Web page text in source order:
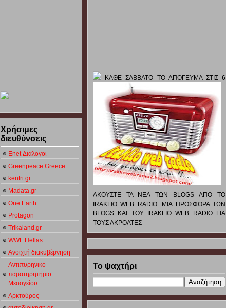
Χρήσιμες
διευθύνσεις
Enet Διάλογοι
Greenpeace Greece
kentri.gr
Madata.gr
One Earth
Protagon
Trikaland.gr
WWF Hellas
Ανοιχτή διακυβέρνηση
Αντιπυρηνικό
παρατηρητήριο
Μεσογείου
Αρκτούρος
ΚΑΘΕ ΣΑΒΒΑΤΟ ΤΟ ΑΠΟΓΕΥΜΑ ΣΤΙΣ 6
ΑΚΟΥΣΤΕ ΤΑ ΝΕΑ ΤΩΝ BLOGS ΑΠΟ ΤΟ
IRAKLIO WEB RADIO. ΜΙΑ ΠΡΟΣΦΟΡΑ ΤΩΝ
BLOGS ΚΑΙ ΤΟΥ IRAKLIO WEB RADIO ΓΙΑ
ΤΟΥΣ ΑΚΡΟΑΤΕΣ
Το ψαχτήρι